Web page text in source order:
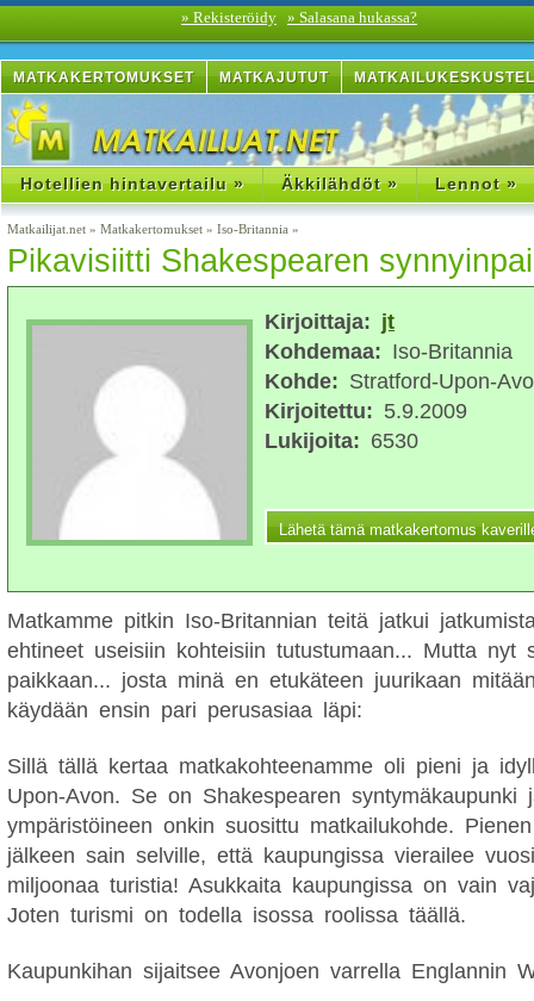
» Rekisteröidy » Salasana hukassa?
MATKAKERTOMUKSET MATKAJUTUT
Hotellien hintavertailu » Äkkilähdöt » Lennot »
Matkailijat.net » Matkakertomukset » Iso-Britannia »
Pikavisiitti Shakespearen
Kirjoittaja: jt
Kohdemaa: Iso-Britannia
Kohde: Stratford-Upon-
Kirjoitettu: 5.9.2009
Lukijoita: 6530
Matkamme pitkin Iso-Britannian teitä jatkui
ehtineet useisiin kohteisiin tutustumaan... Mutta nyt
paikkaan... josta minä en etukäteen juurikaan
käydään ensin pari perusasiaa läpi:
Sillä tällä kertaa matkakohteenamme oli pieni ja
Upon-Avon. Se on Shakespearen syntymäkaupunki
ympäristöineen onkin suosittu matkailukohde.
jälkeen sain selville, että kaupungissa vierailee
miljoonaa turistia! Asukkaita kaupungissa on vain
Joten turismi on todella isossa roolissa täällä.
Kaupunkihan sijaitsee Avonjoen varrella Englannin